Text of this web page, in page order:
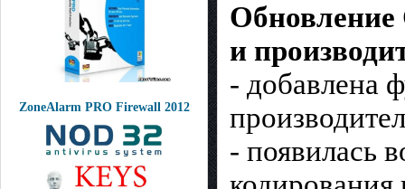
ZoneAlarm PRO Firewall 2012
Обновление
и
- добавлена
- появилась